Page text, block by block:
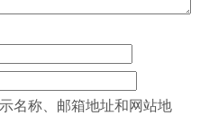
名称、邮箱地址和网站地